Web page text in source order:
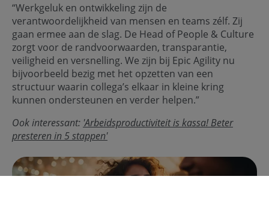
“Werkgeluk en ontwikkeling zijn de
verantwoordelijkheid van mensen en teams zélf. Zij
gaan ermee aan de slag. De Head of People & Culture
zorgt voor de randvoorwaarden, transparantie,
veiligheid en versnelling. We zijn bij Epic Agility nu
bijvoorbeeld bezig met het opzetten van een
structuur waarin collega’s elkaar in kleine kring
kunnen ondersteunen en verder helpen.”
Ook interessant: 'Arbeidsproductiviteit is kassa! Beter
presteren in 5 stappen'